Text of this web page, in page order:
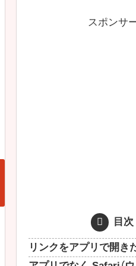
スポンサ
目次
リンクをアプリで開き